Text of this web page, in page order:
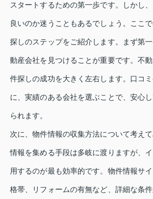
スタートするための第一歩です。しかし
良いのか迷うこともあるでしょう。ここ
探しのステップをご紹介します。まず第
動産会社を見つけることが重要です。不
件探しの成功を大きく左右します。口コ
に、実績のある会社を選ぶことで、安心
られます。
次に、物件情報の収集方法について考え
情報を集める手段は多岐に渡りますが、
用するのが最も効率的です。物件情報サ
格帯、リフォームの有無など、詳細な条